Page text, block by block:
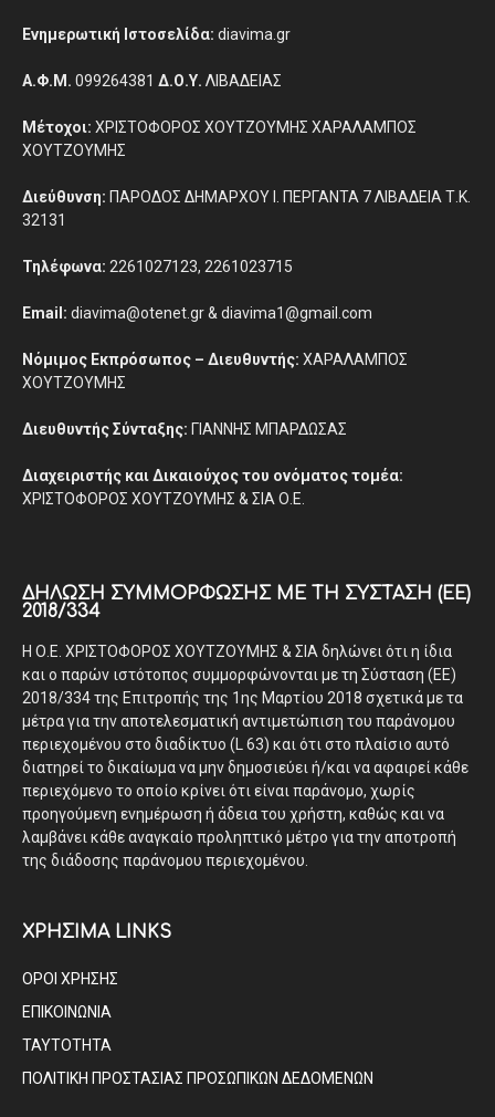
Ενημερωτική Ιστοσελίδα: diavima.gr
Α.Φ.Μ. 099264381 Δ.Ο.Υ. ΛΙΒΑΔΕΙΑΣ
Μέτοχοι: ΧΡΙΣΤΟΦΟΡΟΣ ΧΟΥΤΖΟΥΜΗΣ ΧΑΡΑΛΑΜΠΟΣ
ΧΟΥΤΖΟΥΜΗΣ
Διεύθυνση: ΠΑΡΟΔΟΣ ΔΗΜΑΡΧΟΥ Ι. ΠΕΡΓΑΝΤΑ 7 ΛΙΒΑΔΕΙΑ Τ.Κ.
32131
Τηλέφωνα: 2261027123, 2261023715
Email: diavima@otenet.gr & diavima1@gmail.com
Νόμιμος Εκπρόσωπος – Διευθυντής: ΧΑΡΑΛΑΜΠΟΣ
ΧΟΥΤΖΟΥΜΗΣ
Διευθυντής Σύνταξης: ΓΙΑΝΝΗΣ ΜΠΑΡΔΩΣΑΣ
Διαχειριστής και Δικαιούχος του ονόματος τομέα:
ΧΡΙΣΤΟΦΟΡΟΣ ΧΟΥΤΖΟΥΜΗΣ & ΣΙΑ Ο.Ε.
ΔΉΛΩΣΗ ΣΥΜΜΌΡΦΩΣΗΣ ΜΕ ΤΗ ΣΎΣΤΑΣΗ (ΕΕ)
2018/334
Η Ο.Ε. ΧΡΙΣΤΟΦΟΡΟΣ ΧΟΥΤΖΟΥΜΗΣ & ΣΙΑ δηλώνει ότι η ίδια
και ο παρών ιστότοπος συμμορφώνονται με τη Σύσταση (ΕΕ)
2018/334 της Επιτροπής της 1ης Μαρτίου 2018 σχετικά με τα
μέτρα για την αποτελεσματική αντιμετώπιση του παράνομου
περιεχομένου στο διαδίκτυο (L 63) και ότι στο πλαίσιο αυτό
διατηρεί το δικαίωμα να μην δημοσιεύει ή/και να αφαιρεί κάθε
περιεχόμενο το οποίο κρίνει ότι είναι παράνομο, χωρίς
προηγούμενη ενημέρωση ή άδεια του χρήστη, καθώς και να
λαμβάνει κάθε αναγκαίο προληπτικό μέτρο για την αποτροπή
της διάδοσης παράνομου περιεχομένου.
ΧΡΗΣΙΜΑ LINKS
ΟΡΟΙ ΧΡΗΣΗΣ
ΕΠΙΚΟΙΝΩΝΙΑ
ΤΑΥΤΟΤΗΤΑ
ΠΟΛΙΤΙΚΗ ΠΡΟΣΤΑΣΙΑΣ ΠΡΟΣΩΠΙΚΩΝ ΔΕΔΟΜΕΝΩΝ